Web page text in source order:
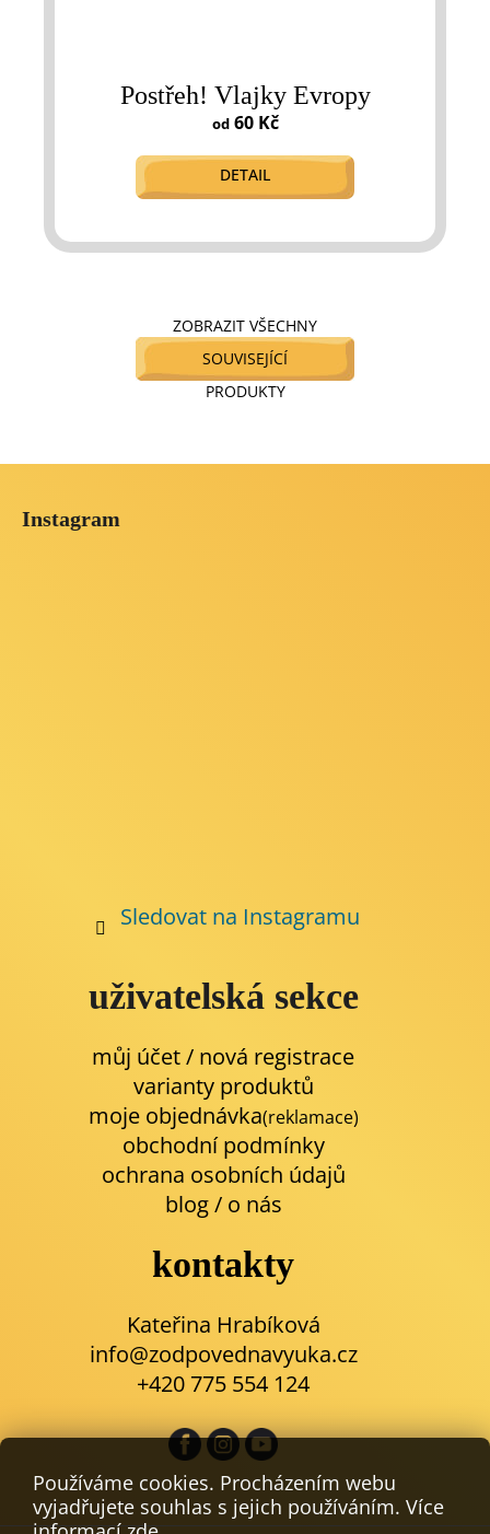
Používáme cookies. Procházením webu
vyjadřujete souhlas s jejich používáním. Více
Postřeh! Vlajky Evropy
od60 Kč
DETAIL
ZOBRAZIT VŠECHNY
SOUVISEJÍCÍ
PRODUKTY
Instagram
Sledovat na Instagramu
uživatelská sekce
můj účet / nová registrace
varianty produktů
moje objednávka(reklamace)
obchodní podmínky
ochrana osobních údajů
blog/ o nás
kontakty
Kateřina Hrabíková
info@zodpovednavyuka.cz
+420 775 554 124